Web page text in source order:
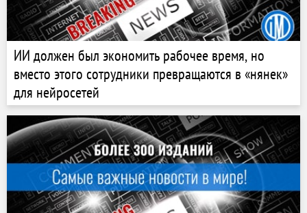
ИИ должен был экономить рабочее время, но
вместо этого сотрудники превращаются в «нянек»
для нейросетей